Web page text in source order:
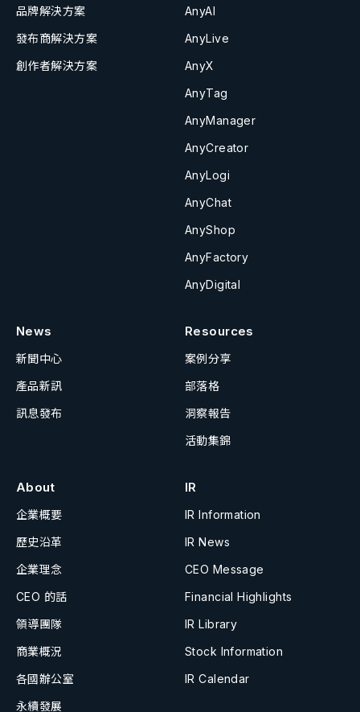
品牌解決方案
發布商解決方案
創作者解決方案
AnyAI
AnyLive
AnyX
AnyTag
AnyManager
AnyCreator
AnyLogi
AnyChat
AnyShop
AnyFactory
AnyDigital
News
新聞中心
產品新訊
訊息發布
Resources
案例分享
部落格
洞察報告
活動集錦
About
企業概要
歷史沿革
企業理念
CEO 的話
領導團隊
商業概況
各國辦公室
永續發展
IR
IR Information
IR News
CEO Message
Financial Highlights
IR Library
Stock Information
IR Calendar